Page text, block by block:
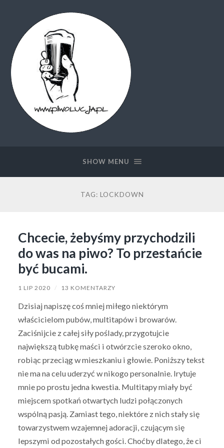
SHOW MENU
TAG: LOCKDOWN
Chcecie, żebyśmy przychodzili
do was na piwo? To przestańcie
być bucami.
1 LIP 2020 / 13 KOMENTARZY
Dzisiaj napiszę coś mniej miłego niektórym
właścicielom pubów, multitapów i browarów.
Zaciśnijcie z całej siły poślady, przygotujcie
największą tubkę maści i otwórzcie szeroko okno,
robiąc przeciąg w mieszkaniu i głowie. Poniższy tekst
nie ma na celu uderzyć w nikogo personalnie. Irytuje
mnie po prostu jedna kwestia. Multitapy miały być
miejscem spotkań otwartych ludzi połączonych
wspólną pasją. Zamiast tego, niektóre z nich stały się
towarzystwem wzajemnej adoracji, czującym się
lepszymi od pozostałych gości. Choćby dlatego, że ci